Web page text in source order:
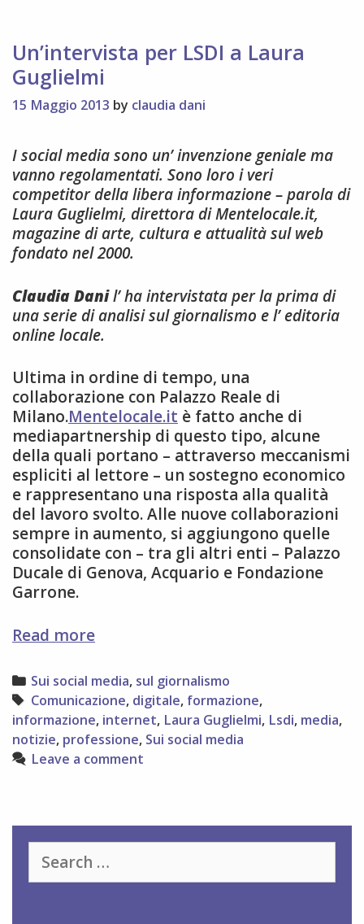
Un’intervista per LSDI a Laura
Guglielmi
15 Maggio 2013 by claudia dani
I social media sono un’ invenzione geniale ma
vanno regolamentati. Sono loro i veri
competitor della libera informazione – parola di
Laura Guglielmi, direttora di Mentelocale.it,
magazine di arte, cultura e attualità sul web
fondato nel 2000.
Claudia Danil’ ha intervistata per la prima di
una serie di analisi sul giornalismo e l’ editoria
online locale.
Ultima in ordine di tempo, una
collaborazione con Palazzo Reale di
Milano.Mentelocale.it è fatto anche di
mediapartnership di questo tipo, alcune
della quali portano – attraverso meccanismi
espliciti al lettore – un sostegno economico
e rappresentano una risposta alla qualità
del lavoro svolto. Alle nuove collaborazioni
sempre in aumento, si aggiungono quelle
consolidate con – tra gli altri enti – Palazzo
Ducale di Genova, Acquario e Fondazione
Garrone.
Read moreUn’intervista
LSDI
a
Laura
Guglielmi
Categories
Sui social media, sul giornalismo
Tags
Comunicazione, digitale, formazione,
informazione, internet, Laura Guglielmi, Lsdi, media,
notizie, professione, Sui social media
Leave a comment
for: